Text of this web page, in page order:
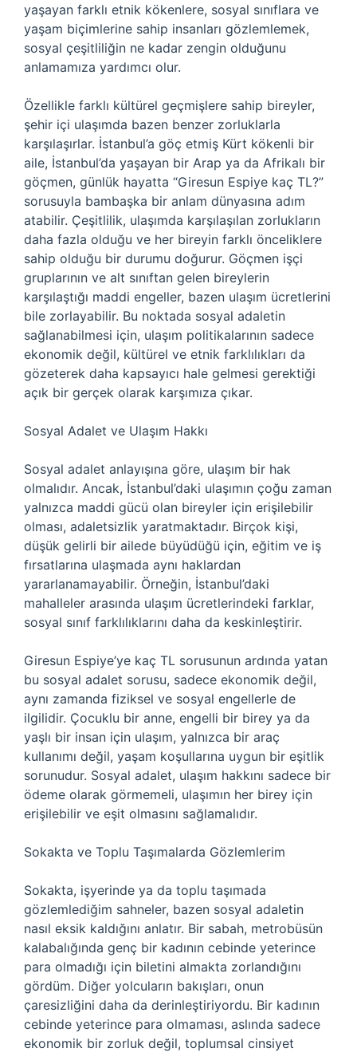
yaşayan farklı etnik kökenlere, sosyal sınıflara ve
yaşam biçimlerine sahip insanları gözlemlemek,
sosyal çeşitliliğin ne kadar zengin olduğunu
anlamamıza yardımcı olur.
Özellikle farklı kültürel geçmişlere sahip bireyler,
şehir içi ulaşımda bazen benzer zorluklarla
karşılaşırlar. İstanbul’a göç etmiş Kürt kökenli bir
aile, İstanbul’da yaşayan bir Arap ya da Afrikalı bir
göçmen, günlük hayatta “Giresun Espiye kaç TL?”
sorusuyla bambaşka bir anlam dünyasına adım
atabilir. Çeşitlilik, ulaşımda karşılaşılan zorlukların
daha fazla olduğu ve her bireyin farklı önceliklere
sahip olduğu bir durumu doğurur. Göçmen işçi
gruplarının ve alt sınıftan gelen bireylerin
karşılaştığı maddi engeller, bazen ulaşım ücretlerini
bile zorlayabilir. Bu noktada sosyal adaletin
sağlanabilmesi için, ulaşım politikalarının sadece
ekonomik değil, kültürel ve etnik farklılıkları da
gözeterek daha kapsayıcı hale gelmesi gerektiği
açık bir gerçek olarak karşımıza çıkar.
Sosyal Adalet ve Ulaşım Hakkı
Sosyal adalet anlayışına göre, ulaşım bir hak
olmalıdır. Ancak, İstanbul’daki ulaşımın çoğu zaman
yalnızca maddi gücü olan bireyler için erişilebilir
olması, adaletsizlik yaratmaktadır. Birçok kişi,
düşük gelirli bir ailede büyüdüğü için, eğitim ve iş
fırsatlarına ulaşmada aynı haklardan
yararlanamayabilir. Örneğin, İstanbul’daki
mahalleler arasında ulaşım ücretlerindeki farklar,
sosyal sınıf farklılıklarını daha da keskinleştirir.
Giresun Espiye’ye kaç TL sorusunun ardında yatan
bu sosyal adalet sorusu, sadece ekonomik değil,
aynı zamanda fiziksel ve sosyal engellerle de
ilgilidir. Çocuklu bir anne, engelli bir birey ya da
yaşlı bir insan için ulaşım, yalnızca bir araç
kullanımı değil, yaşam koşullarına uygun bir eşitlik
sorunudur. Sosyal adalet, ulaşım hakkını sadece bir
ödeme olarak görmemeli, ulaşımın her birey için
erişilebilir ve eşit olmasını sağlamalıdır.
Sokakta ve Toplu Taşımalarda Gözlemlerim
Sokakta, işyerinde ya da toplu taşımada
gözlemlediğim sahneler, bazen sosyal adaletin
nasıl eksik kaldığını anlatır. Bir sabah, metrobüsün
kalabalığında genç bir kadının cebinde yeterince
para olmadığı için biletini almakta zorlandığını
gördüm. Diğer yolcuların bakışları, onun
çaresizliğini daha da derinleştiriyordu. Bir kadının
cebinde yeterince para olmaması, aslında sadece
ekonomik bir zorluk değil, toplumsal cinsiyet